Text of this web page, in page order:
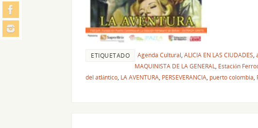
ETIQUETADO Agenda Cultural, ALICIA EN LAS CIUDADES,
MAQUINISTA DE LA GENERAL, Estación
del atlántico, LA AVENTURA, PERSEVERANCIA, puerto colombia,